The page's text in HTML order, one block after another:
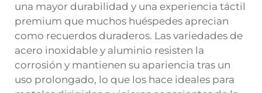
una mayor durabilidad y una experiencia táctil
premium que muchos huéspedes aprecian
como recuerdos duraderos. Las variedades de
acero inoxidable y aluminio resisten la
corrosión y mantienen su apariencia tras un
uso prolongado, lo que los hace ideales para